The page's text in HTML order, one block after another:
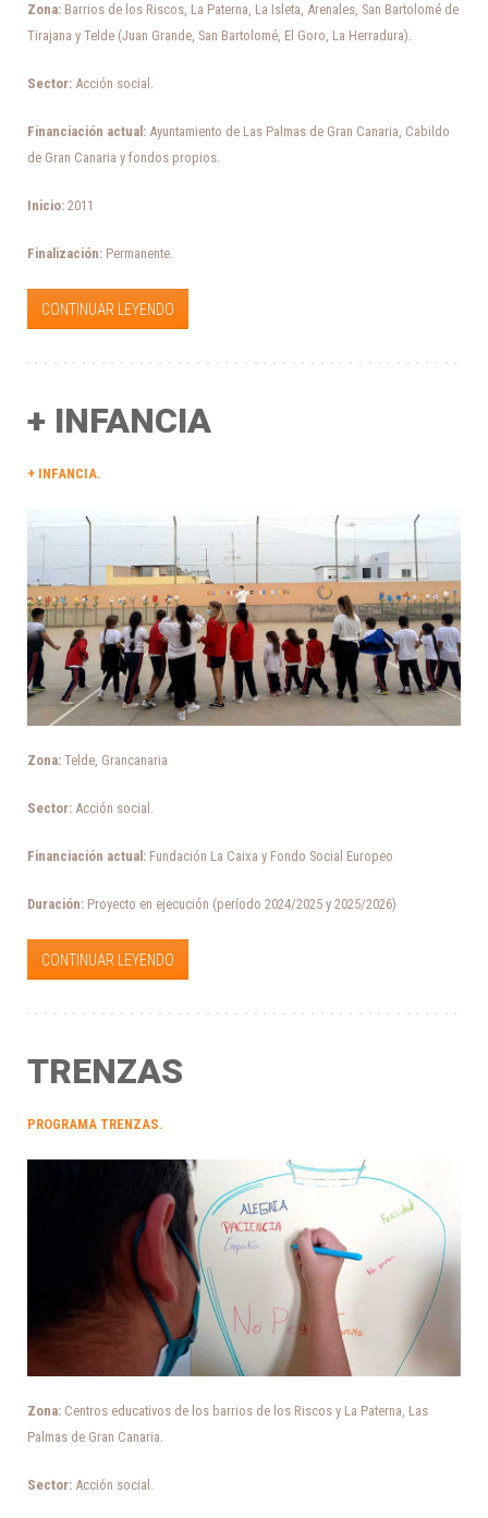
Zona: Barrios de los Riscos, La Paterna, La Isleta, Arenales, San Bartolomé de
Tirajana y Telde (Juan Grande, San Bartolomé, El Goro, La Herradura).
Sector: Acción social.
Financiación actual: Ayuntamiento de Las Palmas de Gran Canaria, Cabildo
de Gran Canaria y fondos propios.
Inicio: 2011
Finalización: Permanente.
CONTINUAR LEYENDO
+ INFANCIA
+ INFANCIA.
Zona: Telde, Grancanaria
Sector: Acción social.
Financiación actual: Fundación La Caixa y Fondo Social Europeo
Duración: Proyecto en ejecución (período 2024/2025 y 2025/2026)
CONTINUAR LEYENDO
TRENZAS
PROGRAMA TRENZAS.
Zona: Centros educativos de los barrios de los Riscos y La Paterna, Las
Palmas de Gran Canaria.
Sector: Acción social.